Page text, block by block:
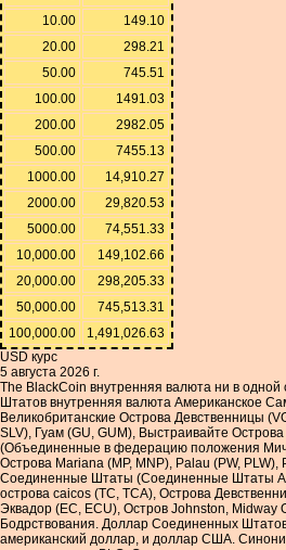
10.00
149.10
20.00
298.21
50.00
745.51
100.00
1491.03
200.00
2982.05
500.00
7455.13
1000.00
14,910.27
2000.00
29,820.53
5000.00
74,551.33
10,000.00
149,102.66
20,000.00
298,205.33
50,000.00
745,513.31
100,000.00
1,491,026.63
USD курс
5 августа 2026 г.
The BlackCoin внутренняя валюта ни в
Штатов внутренняя валюта Американское
Великобританские Острова Девственницы
SLV), Гуам (GU, GUM), Выстраивайте
(Объединенные в федерацию положения
Острова Mariana (MP, MNP), Palau (PW, PLW),
Соединенные Штаты (Соединенные Штаты
острова caicos (TC, TCA), Острова
Эквадор (EC, ECU), Остров Johnston, Midway
Бодрствования. Доллар Соединенных
американский доллар, и доллар США.